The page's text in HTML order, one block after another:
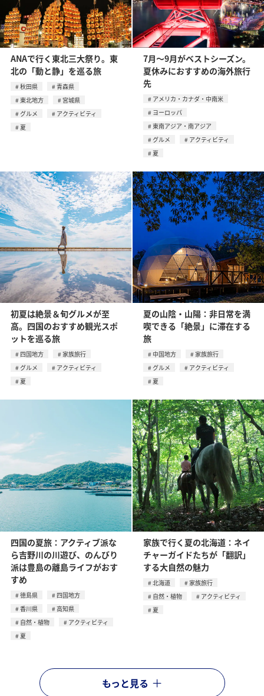
ANAで行く東北三大祭り。東
北の「動と静」を巡る旅
秋田県
青森県
東北地方
宮城県
グルメ
アクティビティ
夏
7月〜9月がベストシーズン。
夏休みにおすすめの海外旅行
先
アメリカ・カナダ・中南米
ヨーロッパ
東南アジア・南アジア
グルメ
アクティビティ
夏
初夏は絶景＆旬グルメが至
高。四国のおすすめ観光スポ
ットを巡る旅
四国地方
家族旅行
グルメ
アクティビティ
夏
夏の山陰・山陽：非日常を満
喫できる「絶景」に滞在する
旅
中国地方
家族旅行
グルメ
アクティビティ
夏
四国の夏旅：アクティブ派な
ら吉野川の川遊び、のんびり
派は豊島の離島ライフがおす
すめ
徳島県
四国地方
香川県
高知県
自然・植物
アクティビティ
夏
家族で行く夏の北海道：ネイ
チャーガイドたちが「翻訳」
する大自然の魅力
北海道
家族旅行
自然・植物
アクティビティ
夏
もっと見る